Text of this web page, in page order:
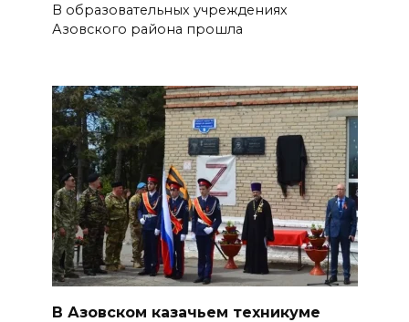
В образовательных учреждениях
Азовского района прошла
В Азовском казачьем техникуме